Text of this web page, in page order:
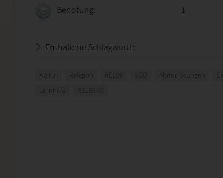
Benotung: 1
Enthaltene Schlagworte:
Abitur Religion REL06 SGD Abiturlösungen
Lernhilfe
REL06 XX